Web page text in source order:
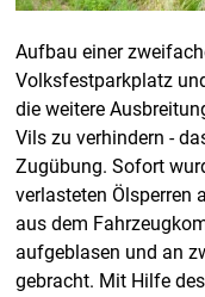
Aufbau einer
Volksfestparkplatz
die weitere
Vils zu verhindern -
Zugübung. Sofort
verlasteten Ölsperren
aus dem
aufgeblasen und an
gebracht. Mit Hilfe